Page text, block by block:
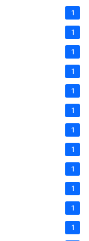
1
1
1
1
1
1
1
1
1
1
1
1